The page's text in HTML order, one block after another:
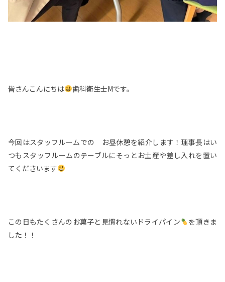
皆さんこんにちは 歯科衛生士Mです。
今回はスタッフルームでの お昼休憩を紹介します！理事長はい
つもスタッフルームのテーブルにそっとお土産や差し入れを置い
てくださいます
この日もたくさんのお菓子と見慣れないドライパイン
を頂きま
した！！